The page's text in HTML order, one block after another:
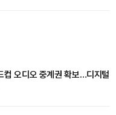
오디오 중계권 확보…디지털